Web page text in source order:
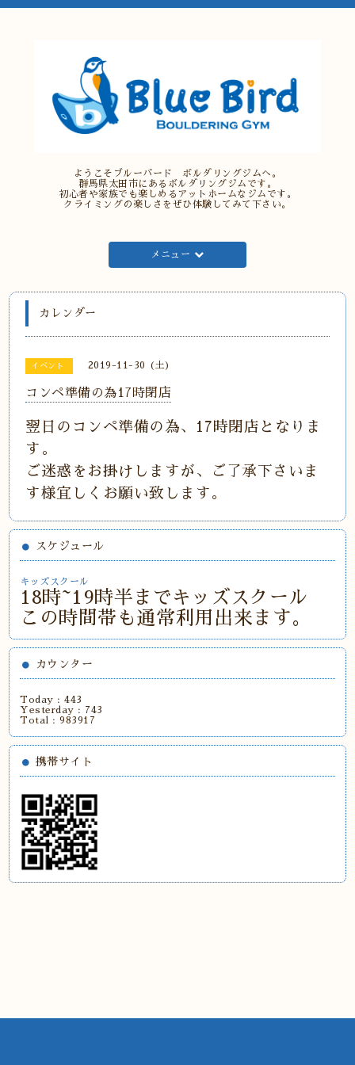
ようこそブルーバード ボルダリングジムへ。
群馬県太田市にあるボルダリングジムです。
初心者や家族でも楽しめるアットホームなジムです。
クライミングの楽しさをぜひ体験してみて下さい。
メニュー
カレンダー
イベント 2019-11-30 (土)
コンペ準備の為17時閉店
翌日のコンペ準備の為、17時閉店となりま
す。
ご迷惑をお掛けしますが、ご了承下さいま
す様宜しくお願い致します。
スケジュール
キッズスクール
18時~19時半までキッズスクール
この時間帯も通常利用出来ます。
カウンター
Today :443
Yesterday :
743
Total :983917
携帯サイト